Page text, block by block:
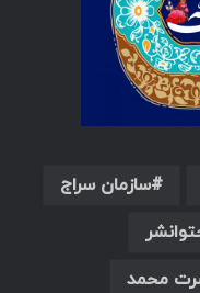
سازمان سراج
محمد